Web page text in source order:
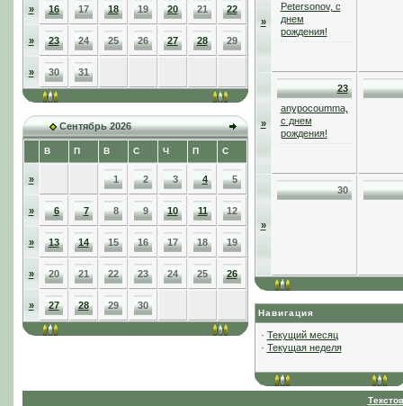
» 16 17 18 19 20 21 22
» 23 24 25 26 27 28 29
» 30 31
Сентябрь 2026
В П В С Ч П С
» 1 2 3 4 5
» 6 7 8 9 10 11 12
» 13 14 15 16 17 18 19
» 20 21 22 23 24 25 26
» 27 28 29 30
»
Petersonov, с
днем
рождения!
»
23
anypocoumma,
с днем
рождения!
»
30
Навигация
· Текущий месяц
· Текущая неделя